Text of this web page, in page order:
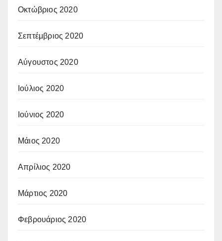
Οκτώβριος 2020
Σεπτέμβριος 2020
Αύγουστος 2020
Ιούλιος 2020
Ιούνιος 2020
Μάιος 2020
Απρίλιος 2020
Μάρτιος 2020
Φεβρουάριος 2020